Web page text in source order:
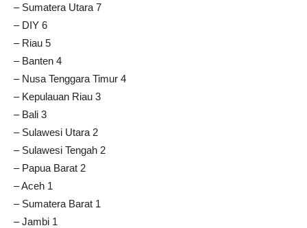
– Sumatera Utara 7
– DIY 6
– Riau 5
– Banten 4
– Nusa Tenggara Timur 4
– Kepulauan Riau 3
– Bali 3
– Sulawesi Utara 2
– Sulawesi Tengah 2
– Papua Barat 2
– Aceh 1
– Sumatera Barat 1
– Jambi 1